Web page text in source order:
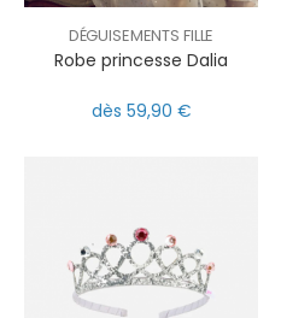
DÉGUISEMENTS FILLE
Robe princesse Dalia
dès 59,90 €